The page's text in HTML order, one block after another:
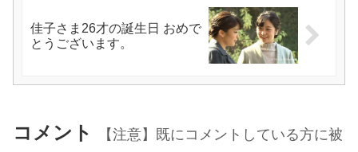
佳子さま26才の誕生日 おめで
とうございます。
コメント 【注意】既にコメントしている方に被